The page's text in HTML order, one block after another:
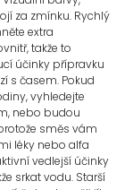
za zmínku. Rychlý
extra
takže to
účinky přípravku
s časem. Pokud
vyhledejte
nebo budou
směs vám
léky nebo alfa
vedlejší účinky
srkat vodu. Starší